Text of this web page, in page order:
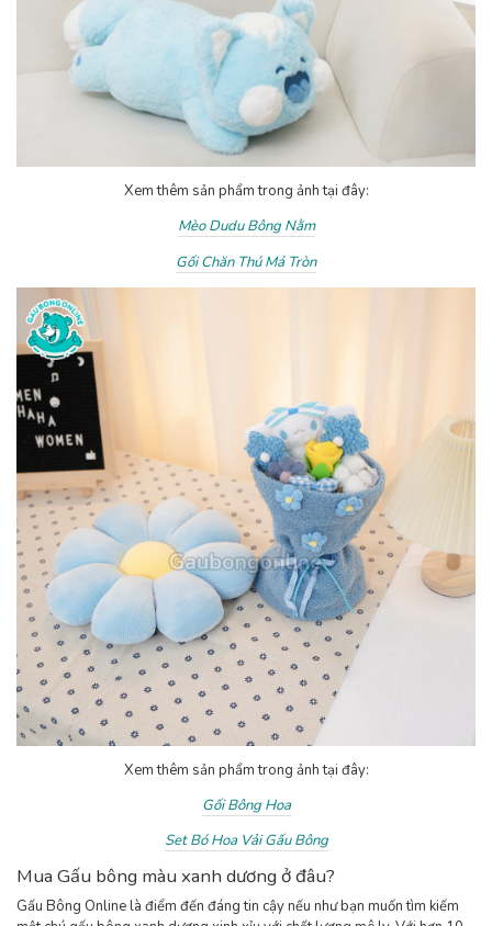
Xem thêm sản phẩm trong ảnh tại đây:
Mèo Dudu Bông Nằm
Gối Chăn Thú Má Tròn
Xem thêm sản phẩm trong ảnh tại đây:
Gối Bông Hoa
Set Bó Hoa Vải Gấu Bông
Mua Gấu bông màu xanh dương ở đâu?
Gấu Bông Online là điểm đến đáng tin cậy nếu như bạn muốn tìm kiếm